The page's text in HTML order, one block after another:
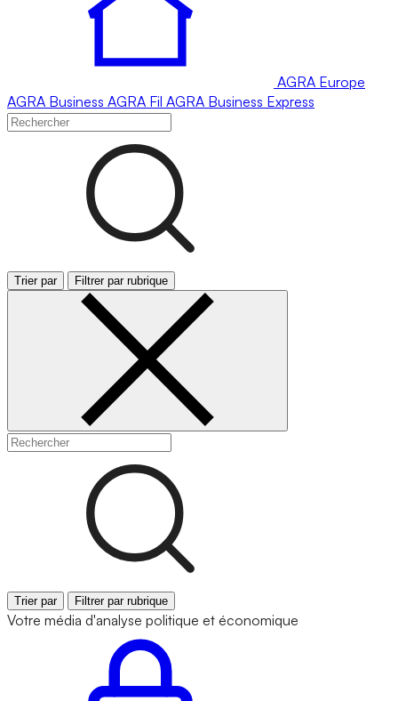
AGRA Europe
AGRA Business AGRA Fil AGRA Business Express
Trier par Filtrer par rubrique
Trier par Filtrer par rubrique
Votre média d'analyse politique et économique